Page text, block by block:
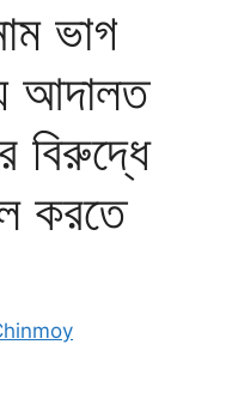
ভাগ
আদালত
বিরুদ্ধে
করতে